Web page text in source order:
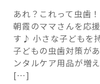
fleXe
「ひと」
あれ？これって虫歯
朝霞のママさんを応
す♪ 小さな子どもを
子どもの虫歯対策が
ンタルケア用品が増
[…]